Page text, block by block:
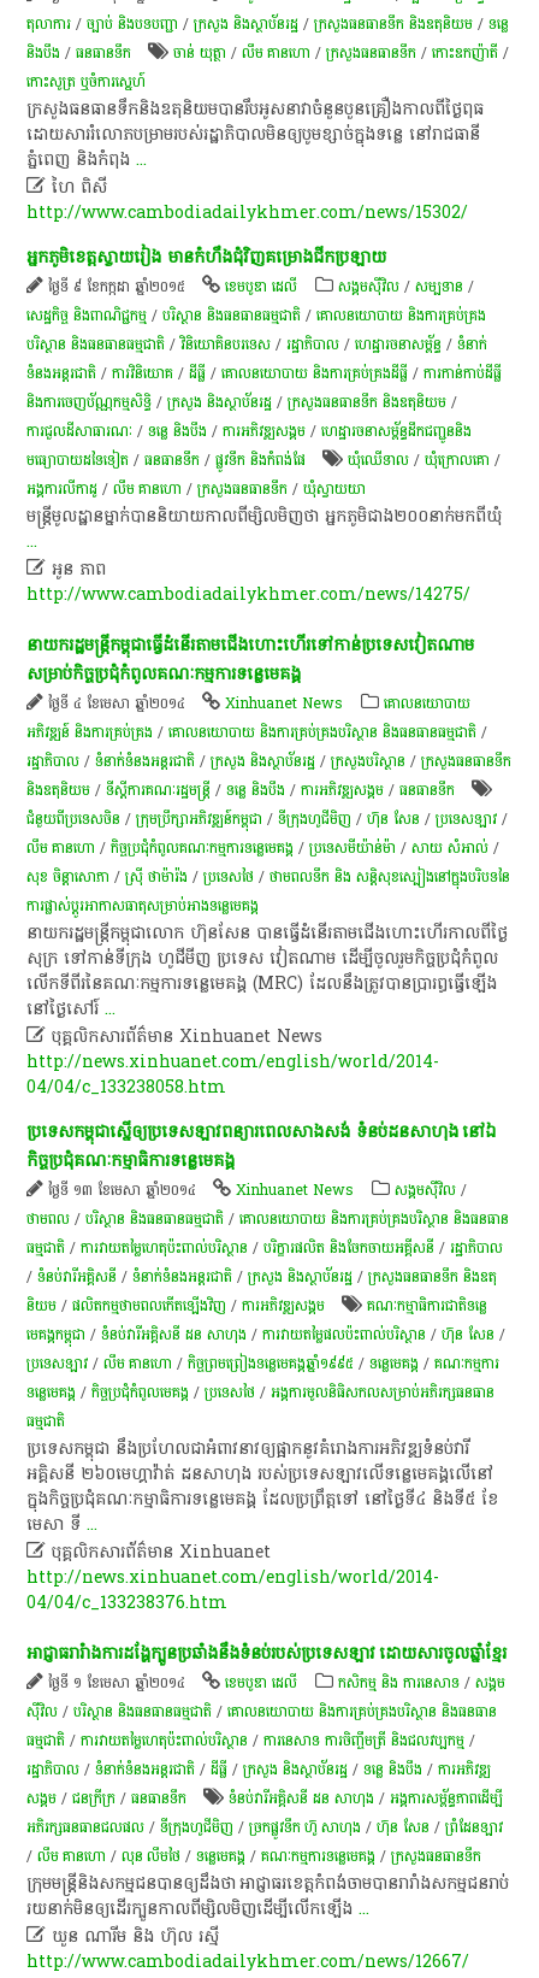
តុលាការ /ច្បាប់ និងបទបញ្ជា /ក្រសួង និងស្ថាប័នរដ្ឋ /ក្រសួងធនធានទឹក និងឧតុនិយម /ទន្លេ
និងបឹង /​ធនធាន​ទឹក​ ចាន់ យុត្ថា /លឹម គាន​ហោ /ក្រសួងធនធានទឹក /កោះ​ឧកញ៉ាតី/
កោះសូត្រ ឬចំការស្នេហ៍
ក្រសួងធន​​ធានទឹក​​និងឧតុនិយមបាន​រឹប​អូស​​​នាវា​​ចំនួន​​បួន​គ្រឿង​​កាល​ពី​ថ្ងៃ​​​ពុធ​​
ដោយ​​សារ​​រំលោភ​បម្រាម​​​​​របស់​រដ្ឋាភិបាល​មិន​​ឲ្យ​បូម​ខ្សាច់​ក្នុងទន្លេ​​ នៅរាជធានី
ភ្នំពេញ​ និង​កំពុង...
 ហៃ ពិសី
http://www.cambodiadailykhmer.com/news/15302/
អ្នកភូមិ​​​ខេត្ត​​​ស្វាយ​​​រៀង មាន​​​កំហឹង​​​ជំុវិញ​​​គម្រោ​​​ងជីក​​​ប្រឡាយ​​​
ថ្ងៃទី ៩ ខែកក្កដា ឆ្នាំ២០១៥ ខេមបូឌា ដេលី សង្គមស៊ីវិល /សម្បទាន /
សេដ្ឋកិច្ច និងពាណិជ្ជកម្ម /បរិស្ថាន និងធនធានធម្មជាតិ /គោលនយោបាយ និងការគ្រប់គ្រង
បរិស្ថាន និងធនធានធម្មជាតិ /វិនិយោគិនបរទេស /រដ្ឋាភិបាល /ហេដ្ឋារចនាសម្ព័ន្ធ /ទំនាក់
ទំនងអន្តរជាតិ /ការវិនិយោគ /ដីធ្លី /គោលនយោបាយ និង​ការគ្រប់គ្រង​ដីធ្លី /ការកាន់កាប់​ដីធ្លី
និង​ការចេញ​ប័ណ្ណកម្មសិទ្ធិ​ /ក្រសួង និងស្ថាប័នរដ្ឋ /ក្រសួងធនធានទឹក និងឧតុនិយម /
ការជួលដីសាធារណៈ /ទន្លេ និងបឹង /ការ​អភិវឌ្ឍ​សង្គម /ហេដ្ឋារចនាសម្ព័ន្ធដឹកជញ្ជូននិង
មធ្យោបាយដទៃទៀត /​ធនធាន​ទឹក​ /ផ្លូវទឹក និងកំពង់ផែ ឃុំឈើទាល /ឃុំ​​​ក្រោល​​​គោ /
អង្គការលីកាដូ /លឹម គាន​ហោ /ក្រសួងធនធានទឹក /ឃុំ​​​ស្វាយ​​​យា
មន្ត្រីមូល​​​ដ្ឋាន​​​ម្នាក់​​​បាន​​​និយាយ​​​កាល​​​ពីម្សិលមិញ​​​ថា ​​​អ្នកភូមិ​​​ជាង​​​២០០​​​នាក់​​​មក​​​ពី​​​ឃុំ​​
...
 អូន ភាព
http://www.cambodiadailykhmer.com/news/14275/
នាយក​រដ្ឋមន្ត្រី​កម្ពុជា​ធ្វើ​ដំនើរ​តាម​ជើងហោះហើរ​ទៅ​កាន់​ប្រទេស​វៀតណាម​
សម្រាប់​កិច្ចប្រជុំ​កំពូល​គណៈកម្មការ​ទន្លេមេគង្គ​
ថ្ងៃទី ៤ ខែមេសា ឆ្នាំ២០១៤ Xinhuanet News
គោលនយោបាយ​
អភិវឌ្ឍន៍​ និង​ការ​គ្រប់គ្រង​ /គោលនយោបាយ និងការគ្រប់គ្រងបរិស្ថាន និងធនធានធម្មជាតិ /
រដ្ឋាភិបាល /ទំនាក់ទំនងអន្តរជាតិ /ក្រសួង និងស្ថាប័នរដ្ឋ /ក្រសួងបរិស្ថាន /ក្រសួងធនធានទឹក
និងឧតុនិយម /ទីស្តីការគណៈរដ្ឋមន្រ្តី /ទន្លេ និងបឹង /ការ​អភិវឌ្ឍ​សង្គម /​ធនធាន​ទឹក​
ជំនួយពីប្រទេសចិន /ក្រុមប្រឹក្សាអភិវឌ្ឍន៍កម្ពុជា /ទីក្រុងហូជីមិញ /ហ៊ុន សែន /ប្រទេសឡាវ /
លឹម គាន​ហោ /កិច្ចប្រជុំកំពូលគណៈកម្មការទន្លេមេគង្គ /ប្រទេសមីយ៉ាន់ម៉ា /សាយ សំអាល់ /
សុខ ចិ​ន្តាសោភា /ស្រ៊ី ថាម៉ារ៉ង /ប្រទេសថៃ /ថាមពលទឹក និង សន្តិសុខស្បៀងនៅក្នុងបរិបទនៃ
ការផ្លាស់ប្តូរអាកាសធាតុសម្រាប់អាងទន្លេមេគង្គ
​នាយក​រដ្ឋមន្ត្រី​កម្ពុជា​លោក​ ហ៊ុន​សែន​ បាន​ធ្វើ​ដំនើរ​តាម​ជើងហោះហើរ​កាលពី​ថ្ងៃ​
សុក្រ​ ទៅ​កាន់​ទីក្រុង​ ហូ​ជី​មី​ញ​ ប្រទេស​ វៀតណាម​ ដើម្បី​ចូលរួម​កិច្ចប្រជុំ​កំពូល​
លើក​ទី​ពីរ​នៃ​គណៈកម្មការ​ទន្លេមេគង្គ​ (MRC)​ ដែល​នឹង​ត្រូវ​បាន​ប្រារព្ធ​ធ្វើ​ឡើង​
នៅ​ថ្ងៃ​សៅរ៍...
 បុគ្គលិកសារព័ត៌មាន Xinhuanet News
http://news.xinhuanet.com/english/world/2014-
04/04/c_133238058.htm
ប្រទេសកម្ពុជាស្នើ​ឲ្យប្រទេសឡាវពន្យារពេលសាងសង់ ទំនប់​ដន​​សាហុង​ នៅឯ
កិច្ច​ប្រជុំ​គណៈកម្មាធិការ​ទន្លេមេគង្គ
ថ្ងៃទី ១៣ ខែមេសា ឆ្នាំ២០១៤ Xinhuanet News សង្គមស៊ីវិល /
ថាមពល /បរិស្ថាន និងធនធានធម្មជាតិ /គោលនយោបាយ និងការគ្រប់គ្រងបរិស្ថាន និងធនធាន
ធម្មជាតិ /ការវាយតម្លៃហេតុប៉ះពាល់បរិស្ថាន /បរិក្ខារផលិត និងចែកចាយអគ្គីសនី /រដ្ឋាភិបាល
/ទំនប់​វា​រី​អគ្គិសនី​ /ទំនាក់ទំនងអន្តរជាតិ /ក្រសួង និងស្ថាប័នរដ្ឋ /ក្រសួងធនធានទឹក និងឧតុ
និយម /ផលិតកម្មថាមពលកើតឡើងវិញ /ការ​អភិវឌ្ឍ​សង្គម
គណៈកម្មាធិការជាតិទន្លេ
មេគង្គកម្ពុជា /ទំនប់​វារីអគ្គិសនី ដន​ សាហុង /ការ​វាយ​តម្លៃ​ផល​ប៉ះ​ពាល់​បរិ​ស្ថាន​ /ហ៊ុន សែន /
ប្រទេសឡាវ /លឹម គាន​ហោ /កិច្ច​​​ព្រម​​​ព្រៀង​​​​​​ទន្លេមេគង្គឆ្នាំ​១៩៩៥ /ទន្លេមេគង្គ /គណៈកម្មការ​
ទន្លេ​មេគង្គ /កិច្ចប្រជុំកំពូលមេគង្គ /ប្រទេសថៃ /អង្គការមូលនិធិសកលសម្រាប់អភិរក្សធនធាន
ធម្មជាតិ
ប្រទេស​កម្ពុជា​ នឹង​ប្រហែល​ជា​អំពាវ​នាវ​ឲ្យ​ផ្អាក​នូវ​គំរោង​ការ​អភិវឌ្ឍ​ទំនប់​វារី​
អគ្គិសនី​ ២៦០​មេហ្គាវ៉ាត់ ​ដនសាហុង របស់​ប្រទេស​ឡាវ​លើ​ទន្លេ​មេគង្គ​លើនៅ​
ក្នុង​កិច្ច​ប្រជុំ​គណៈ​កម្មា​ធិការ​ទន្លេ​មេគង្គ​ ដែល​ប្រព្រឹត្ត​ទៅ ​នៅ​ថ្ងៃ​ទី​៤ និង​ទី​៥​ ខែ​
មេសា​ ទី...
 បុគ្គលិកសារព័ត៌មាន Xinhuanet
http://news.xinhuanet.com/english/world/2014-
04/04/c_133238376.htm
អាជ្ញាធរារំាងការដង្ហែ​​​​ក្បួន​ប្រឆាំងនឹង​​ទំ​នប់​​​របស់​ប្រទេស​​ឡាវ​ ដោយសារ​ចូលឆ្នាំខ្មែរ
ថ្ងៃទី ១ ខែមេសា ឆ្នាំ២០១៤ ខេមបូឌា ដេលី កសិកម្ម​ និង​ ការ​នេ​សាទ​ /សង្គម
ស៊ីវិល /បរិស្ថាន និងធនធានធម្មជាតិ /គោលនយោបាយ និងការគ្រប់គ្រងបរិស្ថាន និងធនធាន
ធម្មជាតិ /ការវាយតម្លៃហេតុប៉ះពាល់បរិស្ថាន /ការនេសាទ ការចិញ្ចឹមត្រី និងជលវប្បកម្ម /
រដ្ឋាភិបាល /ទំនាក់ទំនងអន្តរជាតិ /ដីធ្លី /ក្រសួង និងស្ថាប័នរដ្ឋ /ទន្លេ និងបឹង /ការ​អភិវឌ្ឍ​
សង្គម /ជនក្រីក្រ /​ធនធាន​ទឹក​ ទំនប់​វារីអគ្គិសនី ដន​ សាហុង /អង្គការ​សម្ព័ន្ធភាព​ដើម្បី​
អភិរក្ស​ធនធាន​ជលផល /ទីក្រុងហូជីមិញ /ច្រកផ្លូវទឹក​ ហ៊ូ សាហុង /ហ៊ុន សែន /ព្រំដែនឡាវ
/លឹម គាន​ហោ /លុន លឹមថៃ /ទន្លេមេគង្គ /គណៈកម្មការ​ទន្លេ​មេគង្គ /ក្រសួងធនធានទឹក
ក្រុម​មន្ត្រី​​និង​សកម្ម​ជន​​​បា​ន​ឲ្យដឹងថា ​អាជ្ញា​​ធរ​​ខេត្តកំពង់​​​ចាម​​​បាន​​​រារាំ​ង​​សកម្ម​​ជន​​​​រាប់​​
រយនាក់​មិនឲ្យ​​​ដើរ​ក្បួន​កាលពីម្សិលមិញ​ដើម្បីលើក​ឡើង​...
 ឃួន ណារីម និង ហ៊ុល រស្មី
http://www.cambodiadailykhmer.com/news/12667/